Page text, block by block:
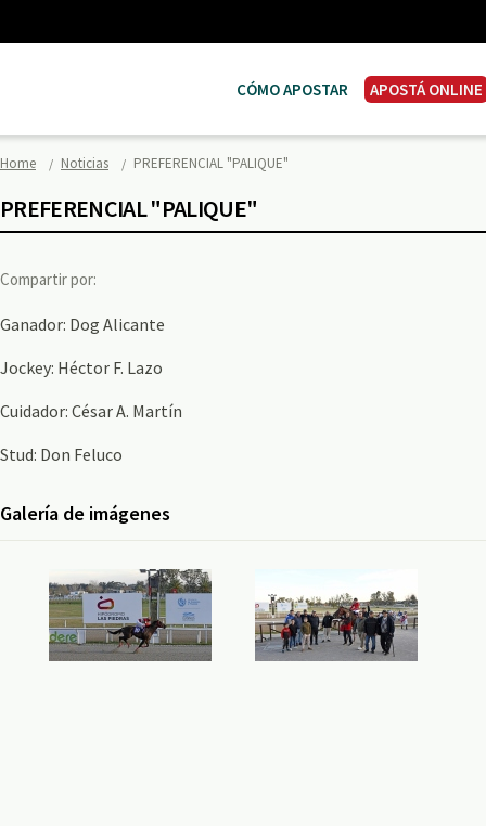
CÓMO APOSTAR APOSTÁ ONLINE
Home Noticias PREFERENCIAL "PALIQUE"
PREFERENCIAL "PALIQUE"
Compartir por:
Ganador: Dog Alicante
Jockey: Héctor F. Lazo
Cuidador: César A. Martín
Stud: Don Feluco
Galería de imágenes